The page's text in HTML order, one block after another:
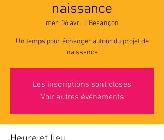
naissance
mer. 06 avr.
  |
Besançon
Un temps pour échanger autour du projet de
naissance
Les inscriptions sont closes
Voir autres événements